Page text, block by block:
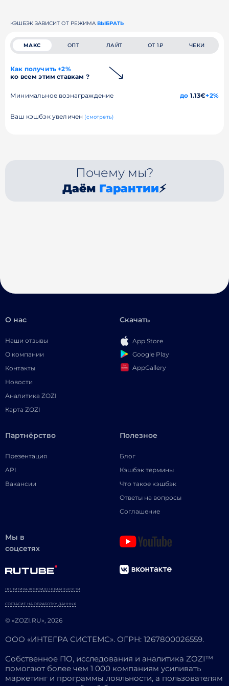
КЭШБЭК ЗАВИСИТ ОТ РЕЖИМА ВЫБРАТЬ
МАКС ОПТ ЛАЙТ ОТ 1₽ ЧЕКИ
Как получить +2%
ко всем этим ставкам ?
Минимальное вознаграждение до 1.13€+2%
Ваш кэшбэк увеличен (смотреть)
Почему мы?
Даём Гарантии⚡
О нас
Наши отзывы
О компании
Контакты
Новости
Аналитика ZOZI
Карта ZOZI
Скачать
App Store
Google Play
AppGallery
Партнёрство
Презентация
API
Вакансии
Полезное
Блог
Кэшбэк термины
Что такое кэшбэк
Ответы на вопросы
Соглашение
Мы в
соцсетях
© «ZOZI.RU», 2026
ПОЛИТИКА КОНФИДЕНЦИАЛЬНОСТИ
СОГЛАСИЕ НА ОБРАБОТКУ ДАННЫХ
ООО «ИНТЕГРА СИСТЕМС». ОГРН: 1267800026559.
Собственное ПО, исследования и аналитика ZOZI™
помогают более чем 1 000 компаниям усиливать
маркетинг и программы лояльности, а пользователям